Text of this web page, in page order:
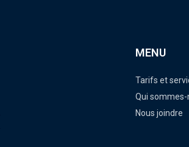
MENU
Tarifs et
Qui sommes-
Nous joindre